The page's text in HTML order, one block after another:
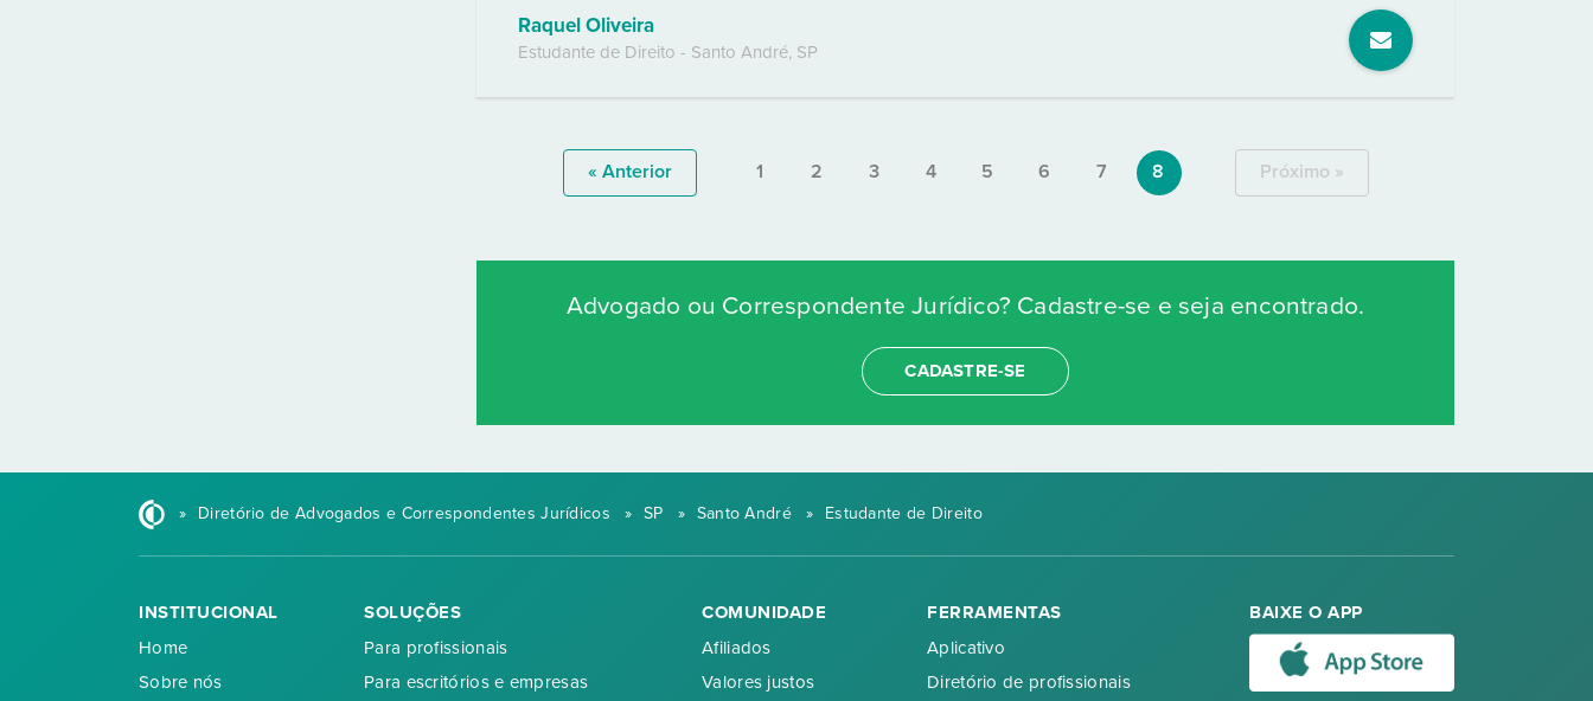
Raquel Oliveira
Estudante de Direito - Santo André, SP
« Anterior 1 2 3 4 5 6 7 8 Próximo »
Advogado ou Correspondente Jurídico? Cadastre-se e seja encontrado.
CADASTRE-SE
» Diretório de Advogados e Correspondentes Jurídicos » SP » Santo André » Estudante de Direito
INSTITUCIONAL
Home
Sobre nós
SOLUÇÕES
Para profissionais
Para escritórios e empresas
COMUNIDADE
Afiliados
Valores justos
FERRAMENTAS
Aplicativo
Diretório de profissionais
BAIXE O APP